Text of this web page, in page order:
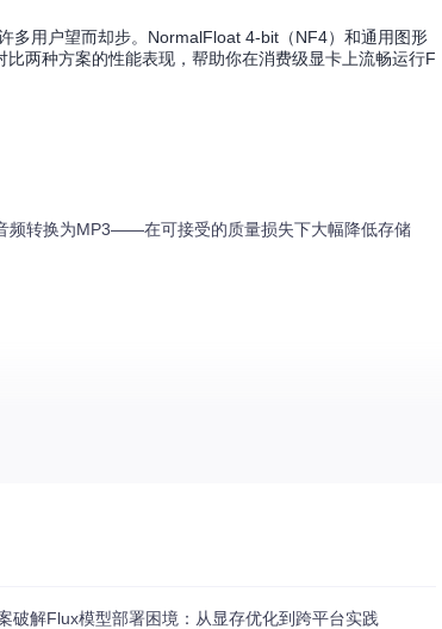
多用户望而却步。NormalFloat 4-bit（NF4）和通用图形
两种方案的性能表现，帮助你在消费级显卡上流畅运行F
频转换为MP3——在可接受的质量损失下大幅降低存储
破解Flux模型部署困境：从显存优化到跨平台实践